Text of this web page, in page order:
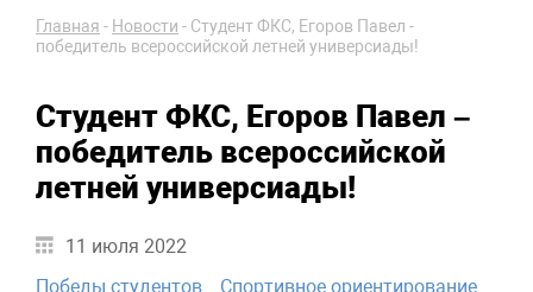
Главная - Новости - Студент ФКС, Егоров Павел -
победитель всероссийской летней универсиады!
Студент ФКС, Егоров Павел –
победитель всероссийской
летней универсиады!
11 июля 2022
Победы студентов
Спортивное ориентирование